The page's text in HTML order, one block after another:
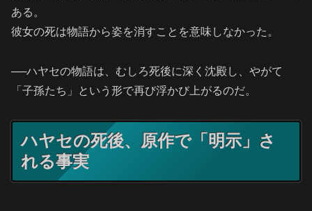
ある。
彼女の死は物語から姿を消すことを意味しなかった。
──ハヤセの物語は、むしろ死後に深く沈殿し、やがて
「子孫たち」という形で再び浮かび上がるのだ。
ハヤセの死後、原作で「明示」さ
れる事実